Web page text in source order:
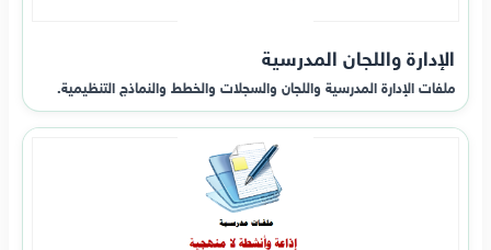
الإدارة واللجان المدرسية
ملفات الإدارة المدرسية واللجان والسجلات والخطط والنماذج التنظيمية.